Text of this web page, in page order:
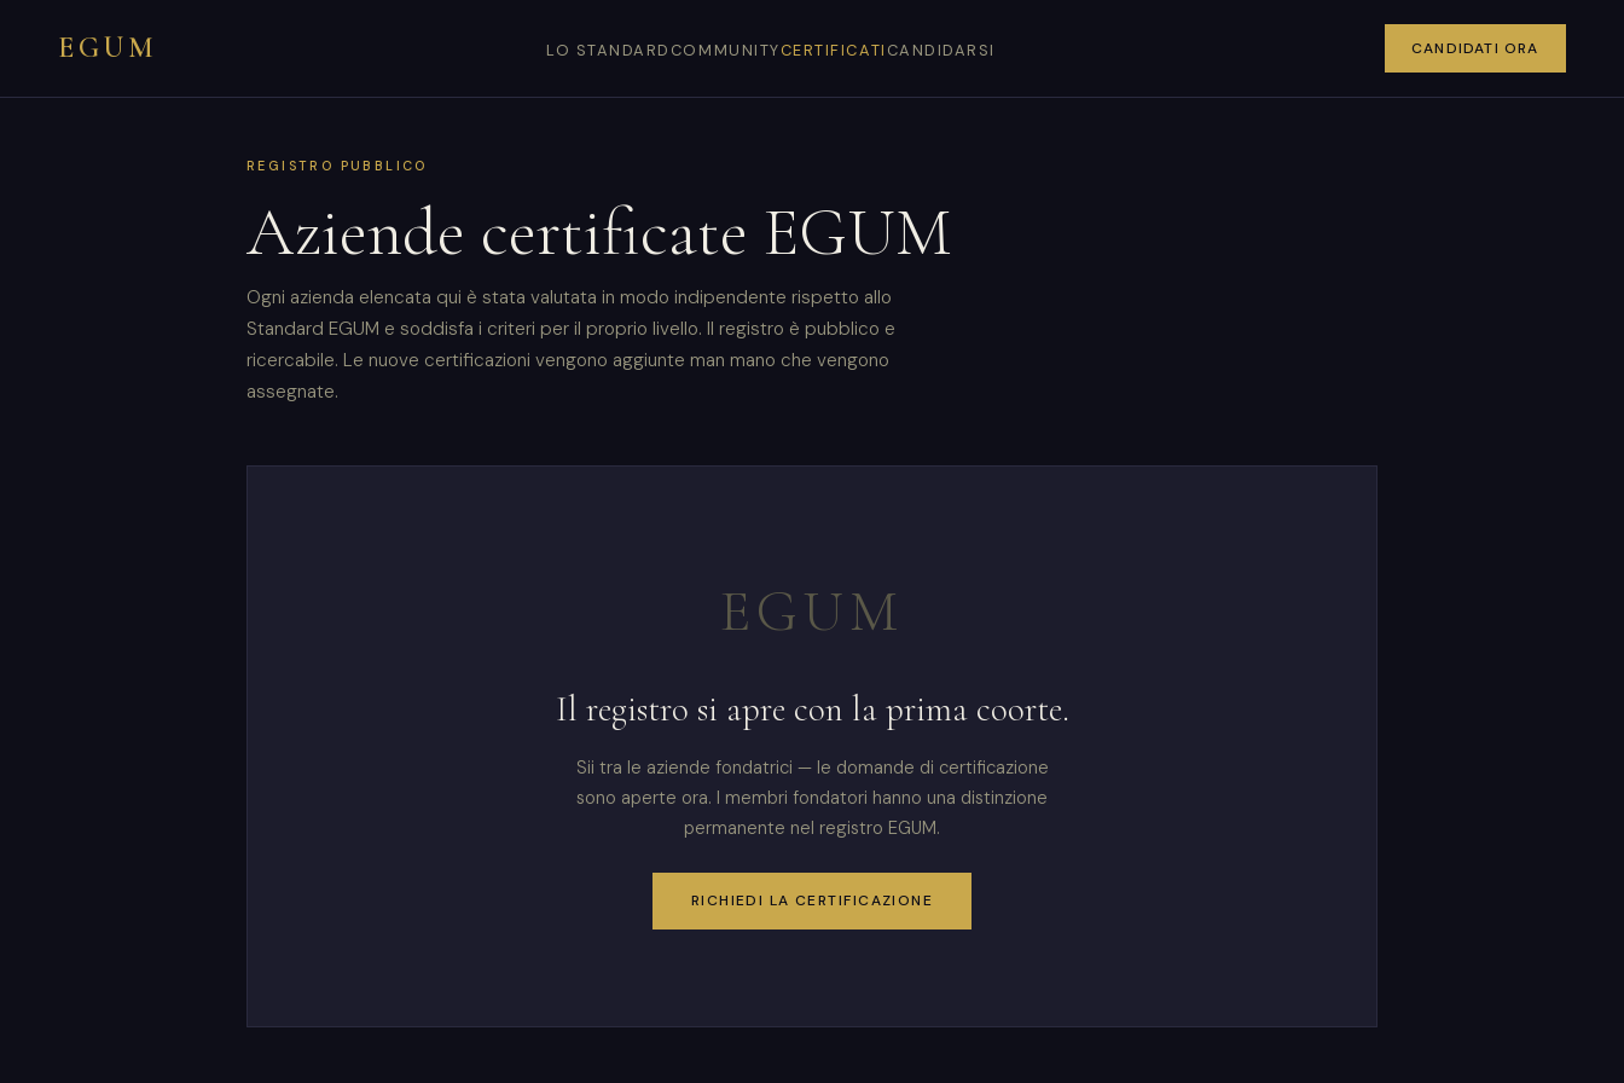
EGUM LO STANDARD COMMUNITYCERTIFICATI CANDIDARSI CANDIDATI ORA
REGISTRO PUBBLICO
Aziende certificate EGUM
Ogni azienda elencata qui è stata valutata in modo indipendente rispetto allo
Standard EGUM e soddisfa i criteri per il proprio livello. Il registro è pubblico e
ricercabile. Le nuove certificazioni vengono aggiunte man mano che vengono
assegnate.
EGUM
Il registro si apre con la prima coorte.
Sii tra le aziende fondatrici — le domande di certificazione
sono aperte ora. I membri fondatori hanno una distinzione
permanente nel registro EGUM.
RICHIEDI LA CERTIFICAZIONE